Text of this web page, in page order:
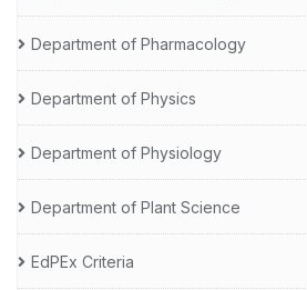
Department of Pharmacology
Department of Physics
Department of Physiology
Department of Plant Science
EdPEx Criteria